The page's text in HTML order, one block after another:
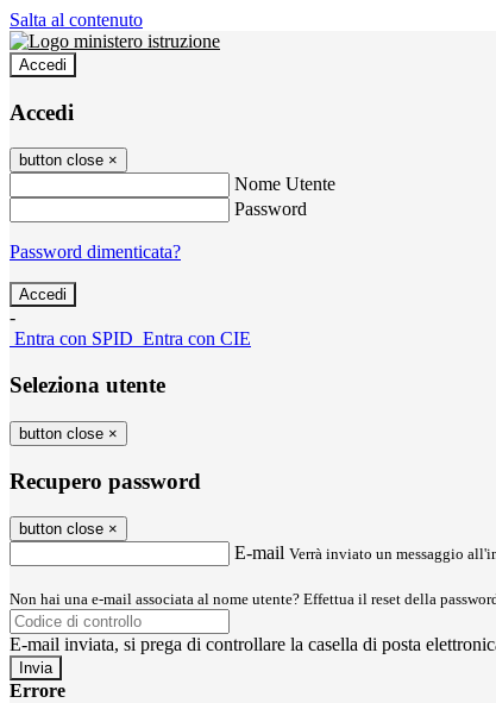
Salta al contenuto
Accedi
Accedi
button close ×
Nome Utente
Password
Password dimenticata?
-
Entra con SPID Entra con CIE
Seleziona utente
button close ×
Recupero password
button close ×
E-mail Verrà inviato un messaggio
Non hai una e-mail associata al nome utente? Effettua il reset della
E-mail inviata, si prega di controllare la casella di posta
Errore